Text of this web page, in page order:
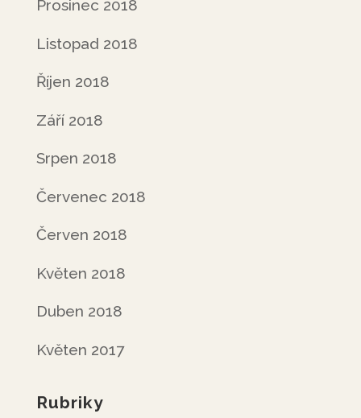
Prosinec 2018
Listopad 2018
Říjen 2018
Září 2018
Srpen 2018
Červenec 2018
Červen 2018
Květen 2018
Duben 2018
Květen 2017
Rubriky